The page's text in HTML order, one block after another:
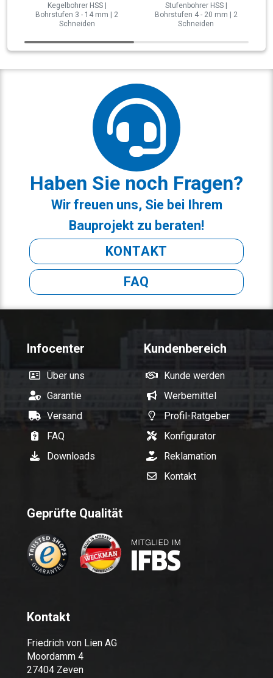
Kegelbohrer HSS |
Bohrstufen 3 - 14 mm | 2
Schneiden
Stufenbohrer HSS |
Bohrstufen 4 - 20 mm | 2
Schneiden
Haben Sie noch Fragen?
Wir freuen uns, Sie bei Ihrem
Bauprojekt zu beraten!
KONTAKT
FAQ
Infocenter
Über uns
Garantie
Versand
FAQ
Downloads
Kundenbereich
Kunde werden
Werbemittel
Profil-Ratgeber
Konfigurator
Reklamation
Kontakt
Geprüfte Qualität
Kontakt
Friedrich von Lien AG
Moordamm 4
27404 Zeven